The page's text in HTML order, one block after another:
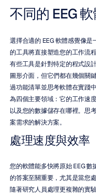
不同的 EEG
選擇合適的 EEG 軟體感覺像
的工具將直接塑造您的工作流
有些工具是針對特定的程式設
圖形介面，但它們都在幾個關
過功能清單並思考軟體在實踐
為四個主要領域：它的工作速
以及您的數據儲存在哪裡。思
案需求的解決方案。
處理速度與效率
您的軟體能多快將原始 EEG
的答案至關重要，尤其是當您
隨著研究人員處理更複雜的實